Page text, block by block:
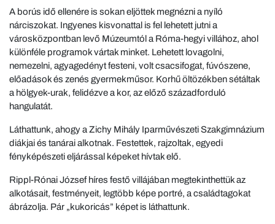
A borús idő ellenére is sokan eljöttek megnézni a nyíló
nárciszokat. Ingyenes kisvonattal is fel lehetett jutni a
városközpontban levő Múzeumtól a Róma-hegyi villához, ahol
különféle programok vártak minket. Lehetett lovagolni,
nemezelni, agyagedényt festeni, volt csacsifogat, fúvószene,
előadások és zenés gyermekműsor. Korhű öltözékben sétáltak
a hölgyek-urak, felidézve a kor, az előző századforduló
hangulatát.
Láthattunk, ahogy a Zichy Mihály Iparművészeti Szakgimnázium
diákjai és tanárai alkotnak. Festettek, rajzoltak, egyedi
fényképészeti eljárással képeket hívtak elő.
Rippl-Rónai József híres festő villájában megtekinthettük az
alkotásait, festményeit, legtöbb képe portré, a családtagokat
ábrázolja. Pár „kukoricás” képet is láthattunk.